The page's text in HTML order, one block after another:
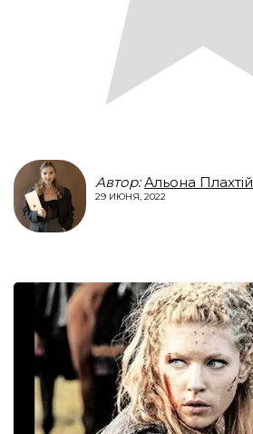
Автор: Альона Плахтій
29 ИЮНЯ, 2022